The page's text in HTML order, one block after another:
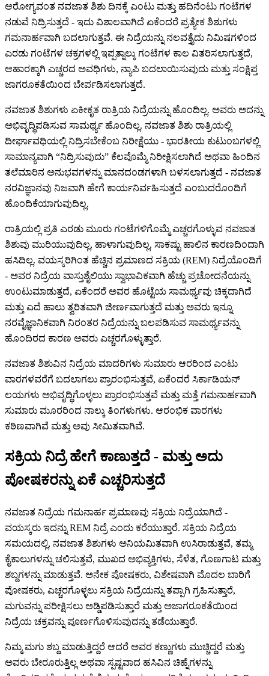
ಆರೋಗ್ಯವಂತ ನವಜಾತ ಶಿಶು ದಿನಕ್ಕೆ ಎಂಟು ಮತ್ತು ಹದಿನೆಂಟು ಗಂಟೆಗಳ
ನಡುವೆ ನಿದ್ರಿಸುತ್ತದೆ - ಇದು ವಿಶಾಲವಾಗಿದೆ ಏಕೆಂದರೆ ಪ್ರತ್ಯೇಕ ಶಿಶುಗಳು
ಗಮನಾರ್ಹವಾಗಿ ಬದಲಾಗುತ್ತವೆ. ಈ ನಿದ್ರೆಯನ್ನು ನಲವತ್ತೈದು ನಿಮಿಷಗಳಿಂದ
ಎರಡು ಗಂಟೆಗಳ ಚಕ್ರಗಳಲ್ಲಿ ಇಪ್ಪತ್ನಾಲ್ಕು ಗಂಟೆಗಳ ಕಾಲ ವಿತರಿಸಲಾಗುತ್ತದೆ,
ಆಹಾರಕ್ಕಾಗಿ ಎಚ್ಚರದ ಅವಧಿಗಳು, ನ್ಯಾಪಿ ಬದಲಾಯಿಸುವುದು ಮತ್ತು ಸಂಕ್ಷಿಪ್ತ
ಜಾಗರೂಕತೆಯಿಂದ ಬೇರ್ಪಡಿಸಲಾಗುತ್ತದೆ.
ನವಜಾತ ಶಿಶುಗಳು ಏಕೀಕೃತ ರಾತ್ರಿಯ ನಿದ್ರೆಯನ್ನು ಹೊಂದಿಲ್ಲ. ಅವರು ಅದನ್ನು
ಅಭಿವೃದ್ಧಿಪಡಿಸುವ ಸಾಮರ್ಥ್ಯ ಹೊಂದಿಲ್ಲ. ನವಜಾತ ಶಿಶು ರಾತ್ರಿಯಲ್ಲಿ
ದೀರ್ಘಾವಧಿಯಲ್ಲಿ ನಿದ್ರಿಸಬೇಕೆಂಬ ನಿರೀಕ್ಷೆಯು - ಭಾರತೀಯ ಕುಟುಂಬಗಳಲ್ಲಿ
ಸಾಮಾನ್ಯವಾಗಿ “ನಿದ್ರಿಸುವುದು” ಕೆಲವೊಮ್ಮೆ ನಿರೀಕ್ಷಿಸಲಾಗಿದೆ ಅಥವಾ ಹಿಂದಿನ
ತಲೆಮಾರಿನ ಅನುಭವಗಳನ್ನು ಮಾನದಂಡಗಳಾಗಿ ಬಳಸಲಾಗುತ್ತದೆ - ನವಜಾತ
ನರವಿಜ್ಞಾನವು ನಿಜವಾಗಿ ಹೇಗೆ ಕಾರ್ಯನಿರ್ವಹಿಸುತ್ತದೆ ಎಂಬುದರೊಂದಿಗೆ
ಹೊಂದಿಕೆಯಾಗುವುದಿಲ್ಲ.
ರಾತ್ರಿಯಲ್ಲಿ ಪ್ರತಿ ಎರಡು ಮೂರು ಗಂಟೆಗಳಿಗೊಮ್ಮೆ ಎಚ್ಚರಗೊಳ್ಳುವ ನವಜಾತ
ಶಿಶುವು ಮುರಿಯುವುದಿಲ್ಲ, ಹಾಳಾಗುವುದಿಲ್ಲ, ಸಾಕಷ್ಟು ಹಾಲಿನ ಕಾರಣದಿಂದಾಗಿ
ಹಸಿದಿಲ್ಲ. ವಯಸ್ಕರಿಗಿಂತ ಹೆಚ್ಚಿನ ಪ್ರಮಾಣದ ಸಕ್ರಿಯ (REM) ನಿದ್ರೆಯೊಂದಿಗೆ
- ಅವರ ನಿದ್ರೆಯ ವಾಸ್ತುಶೈಲಿಯು ಸ್ವಾಭಾವಿಕವಾಗಿ ಹೆಚ್ಚು ಪ್ರಚೋದನೆಯನ್ನು
ಉಂಟುಮಾಡುತ್ತದೆ, ಏಕೆಂದರೆ ಅವರ ಹೊಟ್ಟೆಯ ಸಾಮರ್ಥ್ಯವು ಚಿಕ್ಕದಾಗಿದೆ
ಮತ್ತು ಎದೆ ಹಾಲು ತ್ವರಿತವಾಗಿ ಜೀರ್ಣವಾಗುತ್ತದೆ ಮತ್ತು ಅವರು ಇನ್ನೂ
ನರವೈಜ್ಞಾನಿಕವಾಗಿ ನಿರಂತರ ನಿದ್ರೆಯನ್ನು ಬಲಪಡಿಸುವ ಸಾಮರ್ಥ್ಯವನ್ನು
ಹೊಂದಿರದ ಕಾರಣ ಅವರು ಎಚ್ಚರಗೊಳ್ಳುತ್ತಾರೆ.
ನವಜಾತ ಶಿಶುವಿನ ನಿದ್ರೆಯ ಮಾದರಿಗಳು ಸುಮಾರು ಆರರಿಂದ ಎಂಟು
ವಾರಗಳವರೆಗೆ ಬದಲಾಗಲು ಪ್ರಾರಂಭಿಸುತ್ತವೆ, ಏಕೆಂದರೆ ಸಿರ್ಕಾಡಿಯನ್
ಲಯಗಳು ಅಭಿವೃದ್ಧಿಗೊಳ್ಳಲು ಪ್ರಾರಂಭಿಸುತ್ತವೆ ಮತ್ತು ಮತ್ತೆ ಗಮನಾರ್ಹವಾಗಿ
ಸುಮಾರು ಮೂರರಿಂದ ನಾಲ್ಕು ತಿಂಗಳುಗಳು. ಆರಂಭಿಕ ವಾರಗಳು
ಕಠಿಣವಾಗಿವೆ ಮತ್ತು ಅವು ಸೀಮಿತವಾಗಿವೆ.
ಸಕ್ರಿಯ ನಿದ್ರೆ ಹೇಗೆ ಕಾಣುತ್ತದೆ - ಮತ್ತು ಅದು
ಪೋಷಕರನ್ನು ಏಕೆ ಎಚ್ಚರಿಸುತ್ತದೆ
ನವಜಾತ ನಿದ್ರೆಯ ಗಮನಾರ್ಹ ಪ್ರಮಾಣವು ಸಕ್ರಿಯ ನಿದ್ರೆಯಾಗಿದೆ -
ವಯಸ್ಕರು ಇದನ್ನು REM ನಿದ್ರೆ ಎಂದು ಕರೆಯುತ್ತಾರೆ. ಸಕ್ರಿಯ ನಿದ್ರೆಯ
ಸಮಯದಲ್ಲಿ, ನವಜಾತ ಶಿಶುಗಳು ಅನಿಯಮಿತವಾಗಿ ಉಸಿರಾಡುತ್ತವೆ, ತಮ್ಮ
ಕೈಕಾಲುಗಳನ್ನು ಚಲಿಸುತ್ತವೆ, ಮುಖದ ಅಭಿವ್ಯಕ್ತಿಗಳು, ಸೆಳೆತ, ಗೊಣಗಾಟ ಮತ್ತು
ಶಬ್ದಗಳನ್ನು ಮಾಡುತ್ತವೆ. ಅನೇಕ ಪೋಷಕರು, ವಿಶೇಷವಾಗಿ ಮೊದಲ ಬಾರಿಗೆ
ಪೋಷಕರು, ಎಚ್ಚರಗೊಳ್ಳಲು ಸಕ್ರಿಯ ನಿದ್ರೆಯನ್ನು ತಪ್ಪಾಗಿ ಗ್ರಹಿಸುತ್ತಾರೆ,
ಮಗುವನ್ನು ಪರೀಕ್ಷಿಸಲು ಅಡ್ಡಿಪಡಿಸುತ್ತಾರೆ ಮತ್ತು ಅಜಾಗರೂಕತೆಯಿಂದ
ನಿದ್ರೆಯ ಚಕ್ರವನ್ನು ಪೂರ್ಣಗೊಳಿಸುವುದನ್ನು ತಡೆಯುತ್ತಾರೆ.
ನಿಮ್ಮ ಮಗು ಶಬ್ದ ಮಾಡುತ್ತಿದ್ದರೆ ಆದರೆ ಅವರ ಕಣ್ಣುಗಳು ಮುಚ್ಚಿದ್ದರೆ ಮತ್ತು
ಅವರು ಬೇರೂರುತ್ತಿಲ್ಲ ಅಥವಾ ಸ್ಪಷ್ಟವಾದ ಹಸಿವಿನ ಚಿಹ್ನೆಗಳನ್ನು